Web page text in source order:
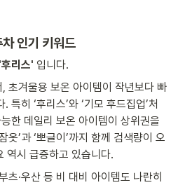
인기 키워드
'후리스' 입니다.
초겨울용 보온 아이템이 작년보다 빠
특히 ‘후리스’와 ‘기모 후드집업’처
한 데일리 보온 아이템이 상위권을
옷’과 ‘뽀글이’까지 함께 검색량이 오
역시 급증하고 있습니다.
츠·우산 등 비 대비 아이템도 나란히